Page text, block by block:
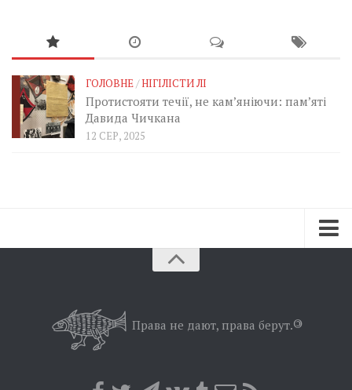
ГОЛОВНЕ/НІГІЛІСТИ ЛІ
Протистояти течії, не кам’яніючи: пам’яті
Давида Чичкана
12 СЕР, 2025
Позиція
Права не дают, права берут.©